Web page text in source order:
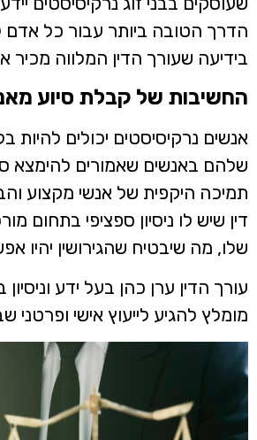
הדרך הטובה ביותר עבור כל אדם
בידיעה שעורך הדין המלווה מכיר
החשיבות של קבלת סיוע
אנשים נרקיסיסטים יכולים להיות
שלהם באנשים שאמורים להימצא
תמיכה היקפית של אנשי מקצוע
דין שיש לו ניסיון ספציפי
שלו, מה שיבטיח שהגירושין יהיו
עורך הדין ערן כהן בעל ידע
מומלץ להגיע לייעוץ אישי